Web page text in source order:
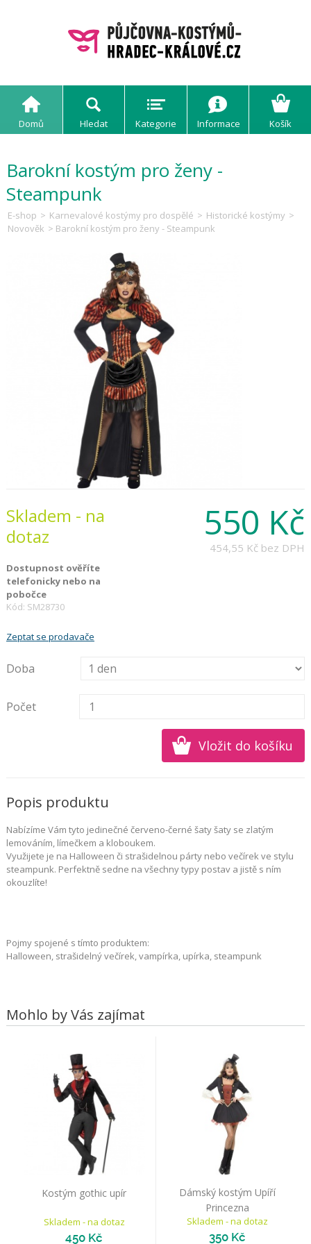
Domů Hledat Kategorie Informace Košík
Barokní kostým pro ženy -
Steampunk
E-shop > Karnevalové kostýmy pro dospělé > Historické kostýmy >
Novověk > Barokní kostým pro ženy - Steampunk
550 Kč
454,55 Kč bez DPH
Skladem - na
dotaz
Dostupnost ověříte
telefonicky nebo na
pobočce
Kód: SM28730
Zeptat se prodavače
Doba
Počet
Popis produktu
Nabízíme Vám tyto jedinečné červeno-černé šaty šaty se zlatým
lemováním, límečkem a kloboukem.
Využijete je na Halloween či strašidelnou párty nebo večírek ve stylu
steampunk. Perfektně sedne na všechny typy postav a jistě s ním
okouzlíte!
Pojmy spojené s tímto produktem:
Halloween, strašidelný večírek, vampírka, upírka, steampunk
Mohlo by Vás zajímat
Kostým gothic upír
Skladem - na dotaz
450 Kč
Dámský kostým Upíří
Princezna
Skladem - na dotaz
350 Kč